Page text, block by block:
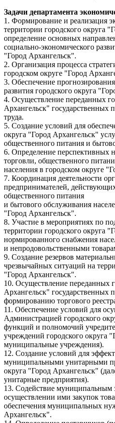
Задачи департамента
1. Формирование и реализация
территории городского округа
определение основных
социально-экономического
"Город Архангельск".
2. Организация процесса
городском округе "Город
3. Обеспечение
развития городского округа
4. Осуществление переданных
Архангельск" государственных
труда.
5. Создание условий для
округа "Город Архангельск"
общественного питания и
6. Определение перспективных
торговли, общественного
населения в городском округе
7. Координация деятельности
предпринимателей,
общественного питания
и бытового обслуживания
"Город Архангельск".
8. Участие в мероприятиях по
территории городского округа
нормированного снабжения
и непродовольственными
9. Создание резервов
чрезвычайных ситуаций на
"Город Архангельск".
10. Осуществление переданных
Архангельск" государственных
формированию торгового
11. Обеспечение условий для
Администрацией городского
функций и полномочий
учреждений городского округа
муниципальные учреждения).
12. Создание условий для
муниципальными унитарными
округа "Город Архангельск"
унитарные предприятия).
13. Содействие муниципальным
осуществлении ими закупок
обеспечения муниципальных
Архангельск".